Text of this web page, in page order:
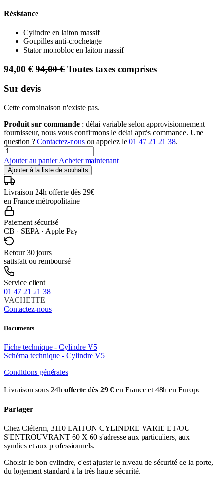
Résistance
Cylindre en laiton massif
Goupilles anti-crochetage
Stator monobloc en laiton massif
94,00 € 94,00€ Toutes taxes comprises
Sur devis
Cette combinaison n'existe pas.
Produit sur commande : délai variable selon approvisionnement
fournisseur, nous vous confirmons le délai après commande. Une
question ? Contactez-nous ou appelez le 01 47 21 21 38.
Ajouter au panierAcheter maintenant
Ajouter à la liste de souhaits
Livraison 24h offerte dès 29€
en France métropolitaine
Paiement sécurisé
CB · SEPA · Apple Pay
Retour 30 jours
satisfait ou remboursé
Service client
01 47 21 21 38
VACHETTE
Contactez-nous
Documents
Fiche technique - Cylindre V5
Schéma technique - Cylindre V5
Conditions générales
Livraison sous 24h offerte dès 29 € en France et 48h en Europe
Partager
Chez Cléferm, 3110 LAITON CYLINDRE VARIE ET/OU
S'ENTROUVRANT 60 X 60 s'adresse aux particuliers, aux
syndics et aux professionnels.
Choisir le bon cylindre, c'est ajuster le niveau de sécurité de la porte,
du logement standard à la très haute sécurité.